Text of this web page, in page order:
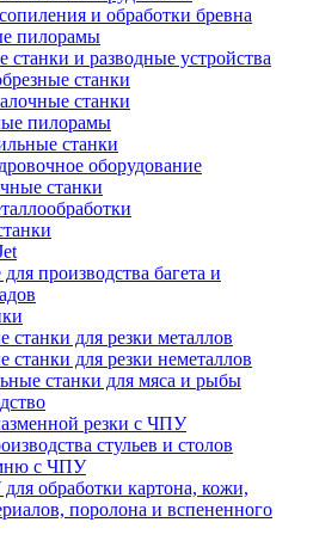
и обработки бревна
пилорамы
станки и разводные устройства
станки
станки
пилорамы
станки
оборудование
станки
производства багета и
станки для резки металлов
станки для резки неметаллов
станки для мяса и рыбы
резки с ЧПУ
стульев и столов
с ЧПУ
обработки картона, кожи,
поролона и вспененного